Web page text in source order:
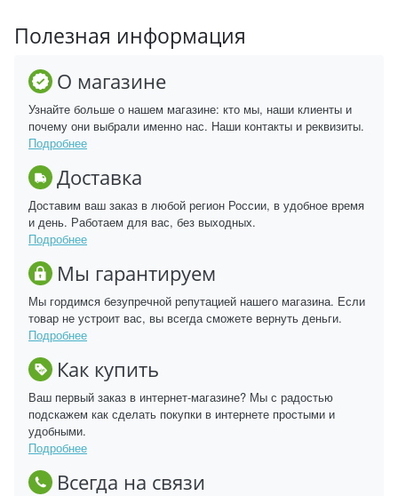
Полезная информация
О магазине
Узнайте больше о нашем магазине: кто мы, наши клиенты и
почему они выбрали именно нас. Наши контакты и реквизиты.
Подробнее
Доставка
Доставим ваш заказ в любой регион России, в удобное время
и день. Работаем для вас, без выходных.
Подробнее
Мы гарантируем
Мы гордимся безупречной репутацией нашего магазина. Если
товар не устроит вас, вы всегда сможете вернуть деньги.
Подробнее
Как купить
Ваш первый заказ в интернет-магазине? Мы с радостью
подскажем как сделать покупки в интернете простыми и
удобными.
Подробнее
Всегда на связи